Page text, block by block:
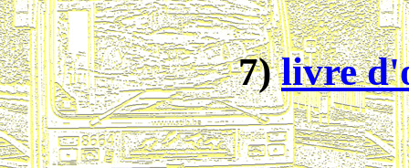
7)livre